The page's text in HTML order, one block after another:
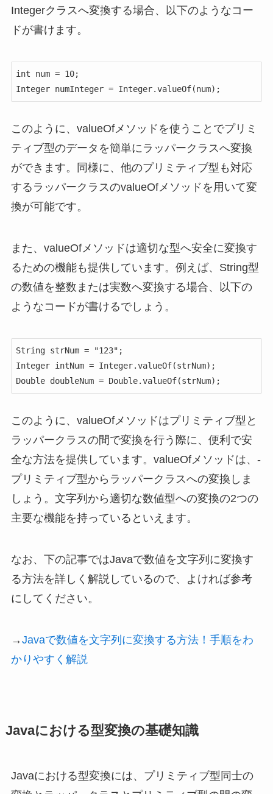
Integerクラスへ変換する場合、以下のようなコー
ドが書けます。
int num = 10;
Integer numInteger = Integer.valueOf(num);
このように、valueOfメソッドを使うことでプリミ
ティブ型のデータを簡単にラッパークラスへ変換
ができます。同様に、他のプリミティブ型も対応
するラッパークラスのvalueOfメソッドを用いて変
換が可能です。
また、valueOfメソッドは適切な型へ安全に変換す
るための機能も提供しています。例えば、String型
の数値を整数または実数へ変換する場合、以下の
ようなコードが書けるでしょう。
String strNum = "123";
Integer intNum = Integer.valueOf(strNum);
Double doubleNum = Double.valueOf(strNum);
このように、valueOfメソッドはプリミティブ型と
ラッパークラスの間で変換を行う際に、便利で安
全な方法を提供しています。valueOfメソッドは、-
プリミティブ型からラッパークラスへの変換しま
しょう。文字列から適切な数値型への変換の2つの
主要な機能を持っているといえます。
なお、下の記事ではJavaで数値を文字列に変換す
る方法を詳しく解説しているので、よければ参考
にしてください。
→Javaで数値を文字列に変換する方法！手順をわ
かりやすく解説
Javaにおける型変換の基礎知識
Javaにおける型変換には、プリミティブ型同士の